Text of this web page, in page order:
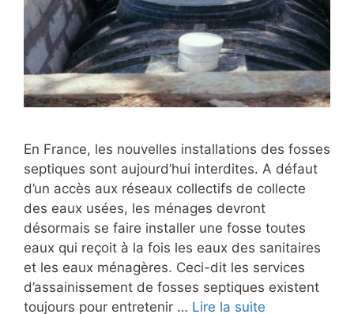
En France, les nouvelles installations des fosses
septiques sont aujourd’hui interdites. A défaut
d’un accès aux réseaux collectifs de collecte
des eaux usées, les ménages devront
désormais se faire installer une fosse toutes
eaux qui reçoit à la fois les eaux des sanitaires
et les eaux ménagères. Ceci-dit les services
d’assainissement de fosses septiques existent
toujours pour entretenir … Lire la suite